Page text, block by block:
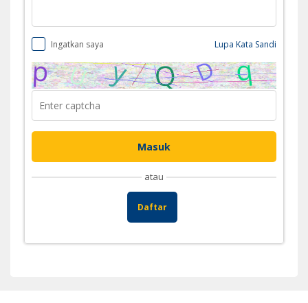
Ingatkan saya Lupa Kata Sandi
atau
Daftar